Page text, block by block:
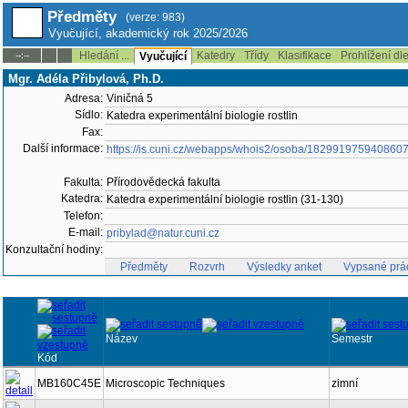
Předměty (verze: 983)
Vyučující, akademický rok 2025/2026
--:-- Hledání ... Vyučující Katedry Třídy Klasifikace Prohlížení
Mgr. Adéla Přibylová, Ph.D.
Adresa: Viničná 5
Sídlo: Katedra experimentální biologie rostlin
Fax:
Další informace: https://is.cuni.cz/webapps/whois2/osoba/1829919759408607
Fakulta: Přírodovědecká fakulta
Katedra: Katedra experimentální biologie rostlin (31-130)
Telefon:
E-mail: pribylad@natur.cuni.cz
Konzultační hodiny:
Předměty
Rozvrh Výsledky anket Vypsané
Kód
Název Semestr
MB160C45E Microscopic Techniques zimní